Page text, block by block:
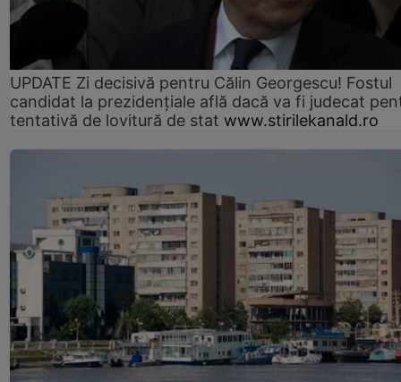
UPDATE Zi decisivă pentru Călin Georgescu! Fostul
candidat la prezidențiale află dacă va fi judecat
tentativă de lovitură de stat www.stirilekanald.ro